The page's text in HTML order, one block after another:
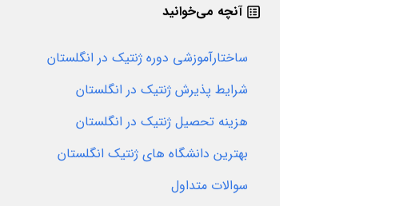
آنچه می‌خوانید
ساختارآموزشی دوره ژنتیک در انگلستان
شرایط پذیرش ژنتیک در انگلستان
هزینه تحصیل ژنتیک در انگلستان
بهترین دانشگاه های ژنتیک انگلستان
سوالات متداول